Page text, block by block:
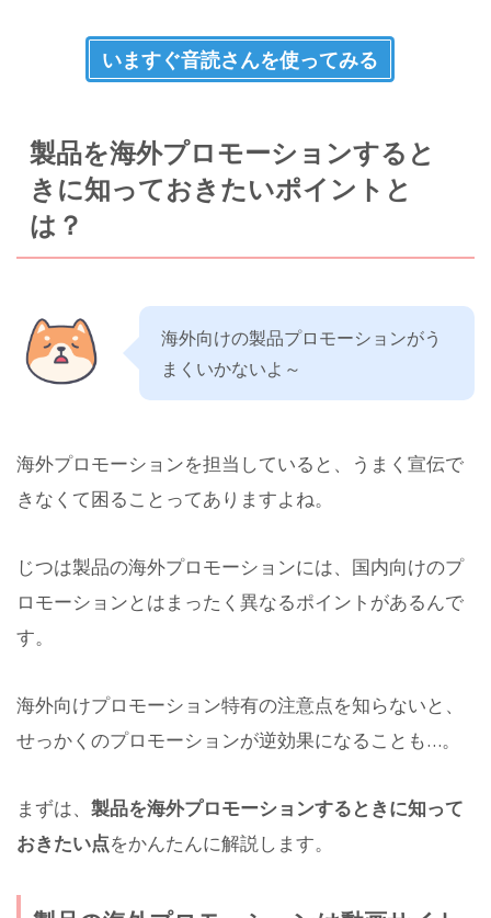
いますぐ音読さんを使ってみる
製品を海外プロモーションすると
きに知っておきたいポイントと
は？
海外向けの製品プロモーションがう
まくいかないよ～
海外プロモーションを担当していると、うまく宣伝で
きなくて困ることってありますよね。
じつは製品の海外プロモーションには、国内向けのプ
ロモーションとはまったく異なるポイントがあるんで
す。
海外向けプロモーション特有の注意点を知らないと、
せっかくのプロモーションが逆効果になることも…。
まずは、 製品を海外プロモーションするときに知って
おきたい点をかんたんに解説します。